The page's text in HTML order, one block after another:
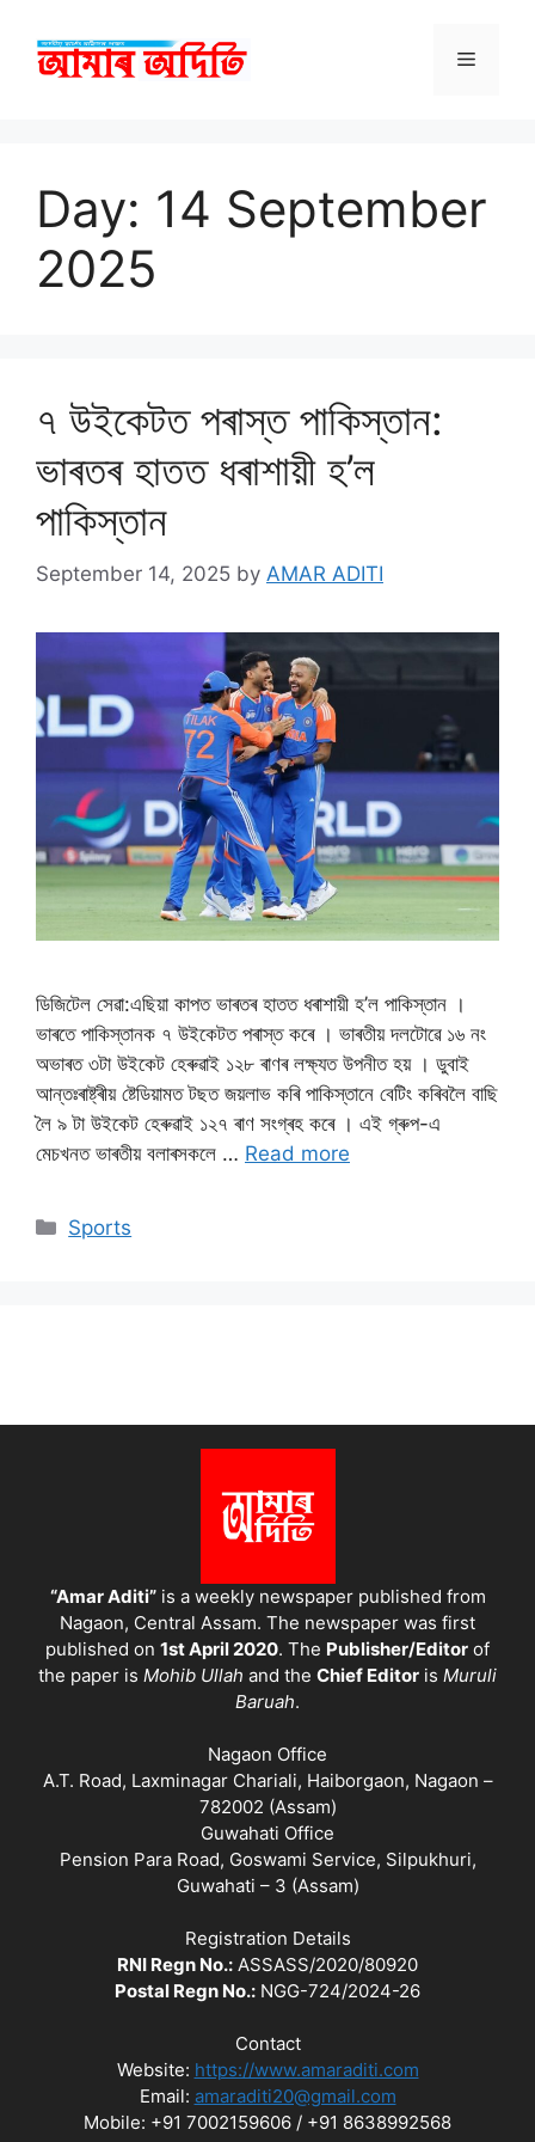
content
Menu
Day: 14 September
2025
৭ উইকেটত পৰাস্ত পাকিস্তান:
ভাৰতৰ হাতত ধৰাশায়ী হ’ল
পাকিস্তান
September 14, 2025 by AMAR ADITI
ডিজিটেল সেৱা:এছিয়া কাপত ভাৰতৰ হাতত ধৰাশায়ী হ’ল পাকিস্তান ।
ভাৰতে পাকিস্তানক ৭ উইকেটত পৰাস্ত কৰে । ভাৰতীয় দলটোৱে ১৬ নং
অভাৰত ৩টা উইকেট হেৰুৱাই ১২৮ ৰাণৰ লক্ষ্যত উপনীত হয় । ডুবাই
আন্তঃৰাষ্ট্ৰীয় ষ্টেডিয়ামত টছত জয়লাভ কৰি পাকিস্তানে বেটিং কৰিবলৈ বাছি
লৈ ৯ টা উইকেট হেৰুৱাই ১২৭ ৰাণ সংগ্ৰহ কৰে । এই গ্ৰুপ-এ
মেচখনত ভাৰতীয় বলাৰসকলে … Read more
Categories
Sports
“Amar Aditi”is a weekly newspaper published from
Nagaon, Central Assam. The newspaper was first
published on 1st April 2020. The Publisher/Editor of
the paper is Mohib Ullah and the Chief Editor is Muruli
Baruah.
Nagaon Office
A.T. Road, Laxminagar Chariali, Haiborgaon, Nagaon –
782002 (Assam)
Guwahati Office
Pension Para Road, Goswami Service, Silpukhuri,
Guwahati – 3 (Assam)
Registration Details
RNI Regn No.: ASSASS/2020/80920
Postal Regn No.: NGG-724/2024-26
Contact
Website: https://www.amaraditi.com
Email: amaraditi20@gmail.com
Mobile: +91 7002159606 / +91 8638992568